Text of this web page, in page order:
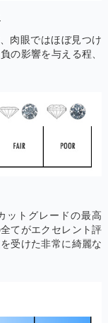
肉眼ではほぼ見つけ
の影響を与える程、
ットグレードの最高
てがエクセレント評
受けた非常に綺麗な